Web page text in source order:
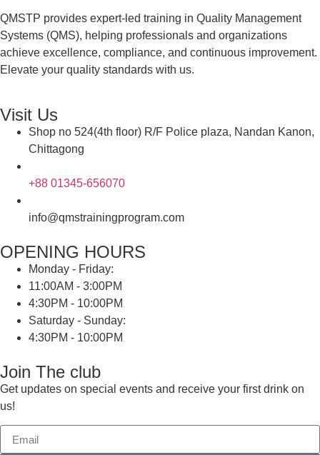
QMSTP provides expert-led training in Quality Management
Systems (QMS), helping professionals and organizations
achieve excellence, compliance, and continuous improvement.
Elevate your quality standards with us.
Visit Us
Shop no 524(4th floor) R/F Police plaza, Nandan Kanon,
Chittagong
+88 01345-656070
info@qmstrainingprogram.com
OPENING HOURS
Monday - Friday:
11:00AM - 3:00PM
4:30PM - 10:00PM
Saturday - Sunday:
4:30PM - 10:00PM
Join The club
Get updates on special events and receive your first drink on
us!